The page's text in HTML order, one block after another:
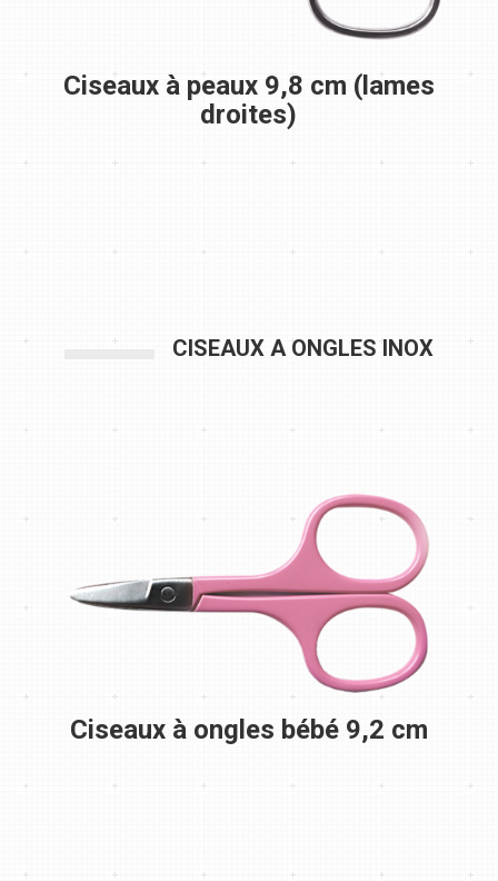
Ciseaux à peaux 9,8 cm (lames
droites)
CISEAUX A ONGLES INOX
Ciseaux à ongles bébé 9,2 cm